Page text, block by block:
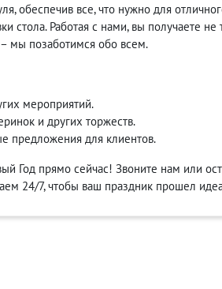
обеспечив все, что нужно для
стола. Работая с нами, вы получаете не
мы позаботимся обо всем.
мероприятий.
и других торжеств.
предложения для клиентов.
Год прямо сейчас! Звоните нам или
24/7, чтобы ваш праздник прошел